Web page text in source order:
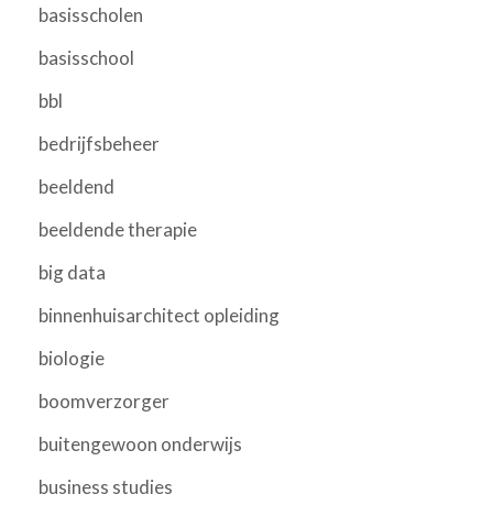
basisscholen
basisschool
bbl
bedrijfsbeheer
beeldend
beeldende therapie
big data
binnenhuisarchitect opleiding
biologie
boomverzorger
buitengewoon onderwijs
business studies